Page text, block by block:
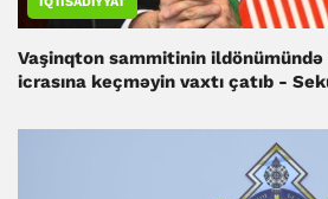
Vaşinqton sammitinin
icrasına keçməyin vaxtı çatıb -